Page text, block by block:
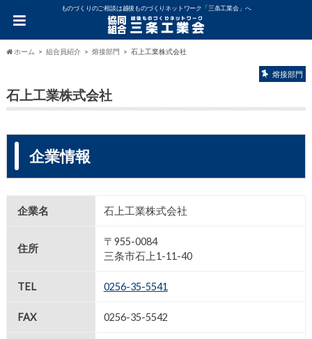
ものづくりのご相談は越後ものづくりネットワーク「三条工業会」へ
ホーム 組合員紹介 熔接部門 石上工業株式会社
熔接部門
石上工業株式会社
企業情報
企業名 石上工業株式会社
住所
〒955-0084
三条市石上1-11-40
TEL 0256-35-5541
FAX 0256-35-5542